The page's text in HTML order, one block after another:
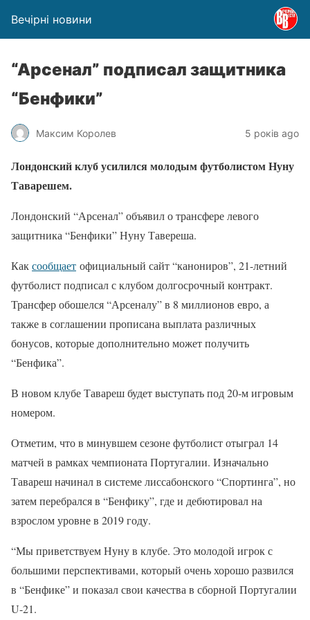
Вечірні новини
“Арсенал” подписал защитника
“Бенфики”
Максим Королев 5 років ago
Лондонский клуб усилился молодым футболистом Нуну
Таварешем.
Лондонский “Арсенал” объявил о трансфере левого
защитника “Бенфики” Нуну Тавереша.
Каксообщает официальный сайт “канониров”, 21-летний
футболист подписал с клубом долгосрочный контракт.
Трансфер обошелся “Арсеналу” в 8 миллионов евро, а
также в соглашении прописана выплата различных
бонусов, которые дополнительно может получить
“Бенфика”.
В новом клубе Тавареш будет выступать под 20-м игровым
номером.
Отметим, что в минувшем сезоне футболист отыграл 14
матчей в рамках чемпионата Португалии. Изначально
Тавареш начинал в системе лиссабонского “Спортинга”, но
затем перебрался в “Бенфику”, где и дебютировал на
взрослом уровне в 2019 году.
“Мы приветствуем Нуну в клубе. Это молодой игрок с
большими перспективами, который очень хорошо развился
в “Бенфике” и показал свои качества в сборной Португалии
U-21.